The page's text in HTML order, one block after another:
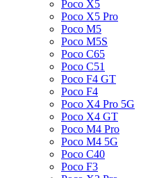
Poco X5
Poco X5 Pro
Poco M5
Poco M5S
Poco C65
Poco C51
Poco F4 GT
Poco F4
Poco X4 Pro 5G
Poco X4 GT
Poco M4 Pro
Poco M4 5G
Poco C40
Poco F3